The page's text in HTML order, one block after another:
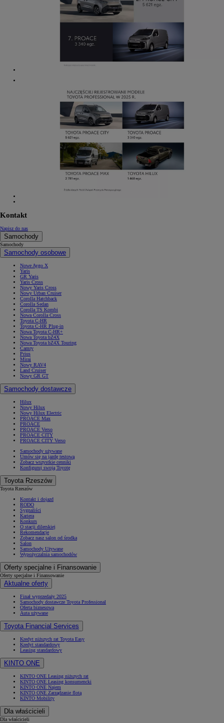
Kontakt
Napisz do nas
Samochody
Samochody
Samochody osobowe
Nowe Aygo X
Yaris
GR Yaris
Yaris Cross
Nowy Yaris Cross
Nowy Urban Cruiser
Corolla Hatchback
Corolla Sedan
Corolla TS Kombi
Nowa Corolla Cross
Toyota C-HR
Toyota C-HR Plug-in
Nowa Toyota C-HR+
Nowa Toyota bZ4X
Nowa Toyota bZ4X Touring
Camry
Prius
Mirai
Nowy RAV4
Land Cruiser
Nowy GR GT
Samochody dostawcze
Hilux
Nowy Hilux
Nowy Hilux Electric
PROACE Max
PROACE
PROACE Verso
PROACE CITY
PROACE CITY Verso
Samochody używane
Umów się na jazdę testową
Zobacz wszystkie cenniki
Konfiguruj swoją Toyotę
Toyota Rzeszów
Toyota Rzeszów
Kontakt i dojazd
RODO
Sygnaliści
Kariera
Konkurs
O stacji dilerskiej
Rekomendacje
Zobacz nasz salon od środka
Salon
Samochody Używane
Wypożyczalnia samochodów
Oferty specjalne i Finansowanie
Oferty specjalne i Finansowanie
Aktualne oferty
Finał wyprzedaży 2025
Samochody dostawcze Toyota Professional
Oferta biznesowa
Auta używane
Toyota Financial Services
Kredyt niższych rat Toyota Easy
Kredyt standardowy
Leasing standardowy
KINTO ONE
KINTO ONE Leasing niższych rat
KINTO ONE Leasing konsumencki
KINTO ONE Najem
KINTO ONE Zarządzanie flotą
KINTO Mobility
Dla właścicieli
Dla właścicieli